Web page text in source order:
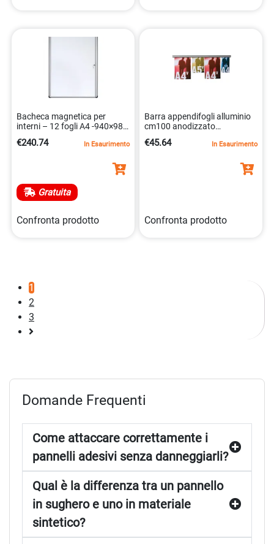
Bacheca magnetica per
interni – 12 fogli A4 -940×981
€240.74 In Esaurimento
Gratuita
Confronta prodotto
Barra appendifogli alluminio
cm100 anodizzato
€45.64 In Esaurimento
Confronta prodotto
1
2
3
Domande Frequenti
Come attaccare correttamente i
pannelli adesivi senza danneggiarli?
Qual è la differenza tra un pannello
in sughero e uno in materiale
sintetico?